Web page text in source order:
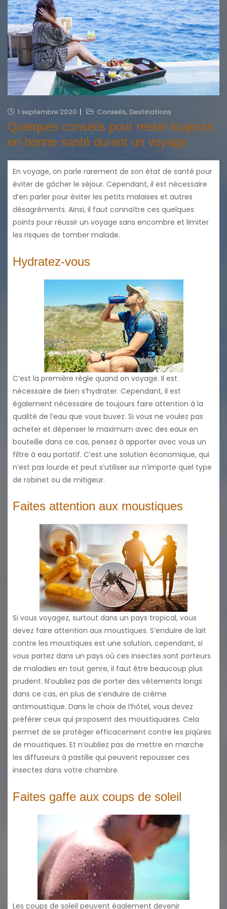
1 septembre 2020 Conseils, Destinations
Quelques conseils pour rester toujours
en bonne santé durant un voyage
En voyage, on parle rarement de son état de santé pour
éviter de gâcher le séjour. Cependant, il est nécessaire
d’en parler pour éviter les petits malaises et autres
désagréments. Ainsi, il faut connaître ces quelques
points pour réussir un voyage sans encombre et limiter
les risques de tomber malade.
Hydratez-vous
C’est la première règle quand on voyage. Il est
nécessaire de bien s’hydrater. Cependant, il est
également nécessaire de toujours faire attention à la
qualité de l’eau que vous buvez. Si vous ne voulez pas
acheter et dépenser le maximum avec des eaux en
bouteille dans ce cas, pensez à apporter avec vous un
filtre à eau portatif. C’est une solution économique, qui
n’est pas lourde et peut s’utiliser sur n’importe quel type
de robinet ou de mitigeur.
Faites attention aux moustiques
Si vous voyagez, surtout dans un pays tropical, vous
devez faire attention aux moustiques. S’enduire de lait
contre les moustiques est une solution, cependant, si
vous partez dans un pays où ces insectes sont porteurs
de maladies en tout genre, il faut être beaucoup plus
prudent. N’oubliez pas de porter des vêtements longs
dans ce cas, en plus de s’enduire de crème
antimoustique. Dans le choix de l’hôtel, vous devez
préférer ceux qui proposent des moustiquaires. Cela
permet de se protéger efficacement contre les piqûres
de moustiques. Et n’oubliez pas de mettre en marche
les diffuseurs à pastille qui peuvent repousser ces
insectes dans votre chambre.
Faites gaffe aux coups de soleil
Les coups de soleil peuvent également devenir